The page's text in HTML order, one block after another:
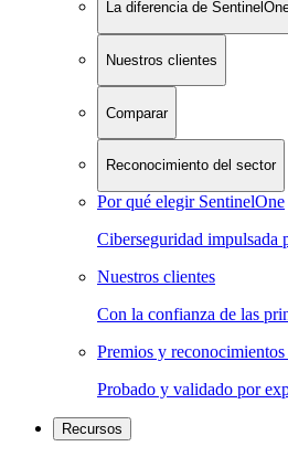
La diferencia de
Nuestros clientes
Comparar
Reconocimiento del sector
Por qué elegir SentinelOne
Ciberseguridad impulsada
Nuestros clientes
Con la confianza de las
Premios y
Probado y validado por
Recursos